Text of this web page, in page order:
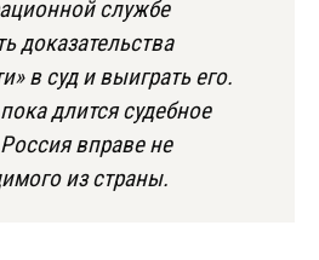
службе
доказательства
в суд и выиграть его.
длится судебное
вправе не
из страны.